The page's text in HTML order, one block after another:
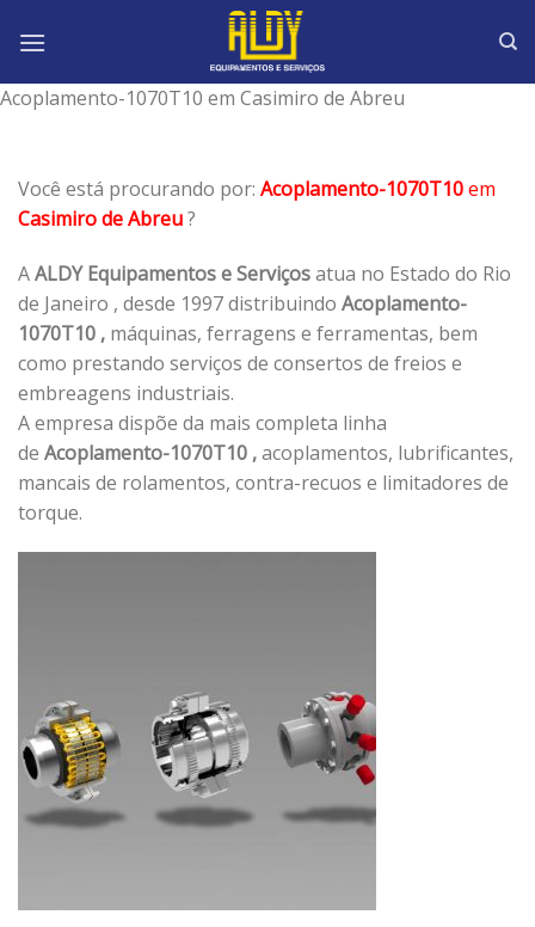
Acoplamento-1070T10 em Casimiro de Abreu
Você está procurando por: Acoplamento-1070T10em
Casimiro de Abreu?
AALDY Equipamentos e Serviçosatua no Estado do Rio
de Janeiro , desde 1997 distribuindo Acoplamento-
1070T10 , máquinas, ferragens e ferramentas, bem
como prestando serviços de consertos de freios e
embreagens industriais.
A empresa dispõe da mais completa linha
de Acoplamento-1070T10 ,acoplamentos, lubrificantes,
mancais de rolamentos, contra-recuos e limitadores de
torque.